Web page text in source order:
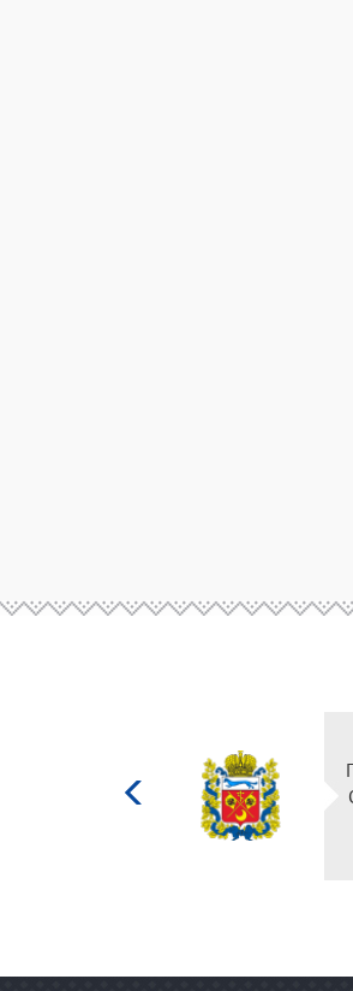
культуры
Российской